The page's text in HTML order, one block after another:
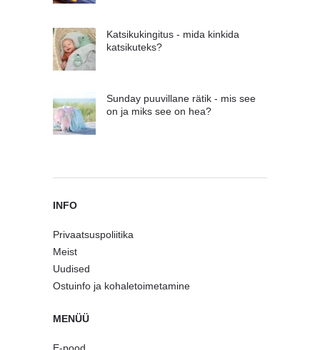
Katsikukingitus - mida kinkida
katsikuteks?
Sunday puuvillane rätik - mis see
on ja miks see on hea?
INFO
Privaatsuspoliitika
Meist
Uudised
Ostuinfo ja kohaletoimetamine
MENÜÜ